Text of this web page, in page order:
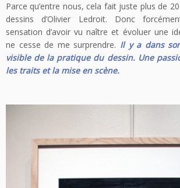
Parce qu’entre nous, cela fait juste plus de
dessins d’Olivier Ledroit. Donc
sensation d’avoir vu naître et évoluer une
ne cesse de me surprendre. Il y a dans
visible de la pratique du dessin. Une
les traits et la mise en scène.